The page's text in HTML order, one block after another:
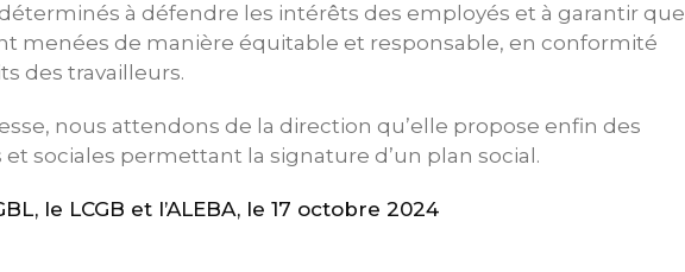
à défendre les intérêts des employés et à garantir que
menées de manière équitable et responsable, en conformité
des travailleurs.
nous attendons de la direction qu’elle propose enfin des
sociales permettant la signature d’un plan social.
le LCGB et l’ALEBA, le 17 octobre 2024